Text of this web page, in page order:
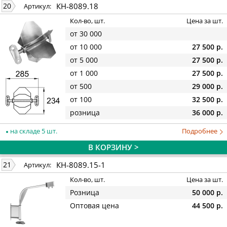
20 Артикул: КН-8089.18
Кол-во, шт. Цена за шт.
от 30 000
от 10 000
27 500 р.
от 5 000
27 500 р.
от 1 000
27 500 р.
от 500
29 000 р.
от 100
32 500 р.
розница
36 000 р.
на складе 5 шт. Подробнее
В КОРЗИНУ >
21 Артикул: КН-8089.15-1
Кол-во, шт. Цена за шт.
Розница
50 000 р.
Оптовая цена
44 500 р.